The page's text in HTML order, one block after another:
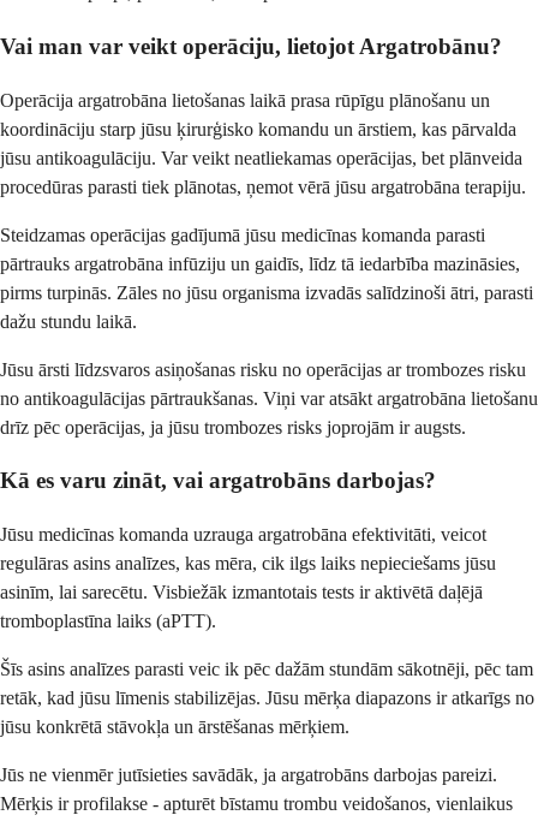
Vai man var veikt operāciju, lietojot Argatrobānu?
Operācija argatrobāna lietošanas laikā prasa rūpīgu plānošanu un
koordināciju starp jūsu ķirurģisko komandu un ārstiem, kas pārvalda
jūsu antikoagulāciju. Var veikt neatliekamas operācijas, bet plānveida
procedūras parasti tiek plānotas, ņemot vērā jūsu argatrobāna terapiju.
Steidzamas operācijas gadījumā jūsu medicīnas komanda parasti
pārtrauks argatrobāna infūziju un gaidīs, līdz tā iedarbība mazināsies,
pirms turpinās. Zāles no jūsu organisma izvadās salīdzinoši ātri, parasti
dažu stundu laikā.
Jūsu ārsti līdzsvaros asiņošanas risku no operācijas ar trombozes risku
no antikoagulācijas pārtraukšanas. Viņi var atsākt argatrobāna lietošanu
drīz pēc operācijas, ja jūsu trombozes risks joprojām ir augsts.
Kā es varu zināt, vai argatrobāns darbojas?
Jūsu medicīnas komanda uzrauga argatrobāna efektivitāti, veicot
regulāras asins analīzes, kas mēra, cik ilgs laiks nepieciešams jūsu
asinīm, lai sarecētu. Visbiežāk izmantotais tests ir aktivētā daļējā
tromboplastīna laiks (aPTT).
Šīs asins analīzes parasti veic ik pēc dažām stundām sākotnēji, pēc tam
retāk, kad jūsu līmenis stabilizējas. Jūsu mērķa diapazons ir atkarīgs no
jūsu konkrētā stāvokļa un ārstēšanas mērķiem.
Jūs ne vienmēr jutīsieties savādāk, ja argatrobāns darbojas pareizi.
Mērķis ir profilakse - apturēt bīstamu trombu veidošanos, vienlaikus